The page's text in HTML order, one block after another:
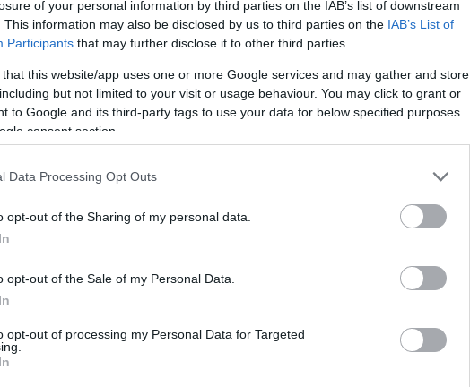
of your personal information by third parties on the IAB’s list of downstream
This information may also be disclosed by us to third parties on the IAB’s List of
Participants that may further disclose it to other third parties.
that this website/app uses one or more Google services and may gather and store
but not limited to your visit or usage behaviour. You may click to grant or
to Google and its third-party tags to use your data for below specified purposes
consent section.
Data Processing Opt Outs
opt-out of the Sharing of my personal data.
opt-out of the Sale of my Personal Data.
opt-out of processing my Personal Data for Targeted
δεν είναι το πρώτο πράγμα που προσέχουν οι
η πρώτη τους εντύπωση για αυτό διαμορφώνεται
να καλύψετε τυχόν άσχημες οσμές που μπορεί
μεσημεριανού σας γεύματος ή του τσιγάρου που
αυτό γιατί η μύτη σας μπορεί να είναι συνηθισμένη
σας όχι. Για να το καταφέρετε, ανάψτε ένα
με λίγο νερό, φλούδες πορτοκαλιού κι ένα
μείγμα να σιγοβράσει στο μάτι της κουζίνας
του πάρτι σας.